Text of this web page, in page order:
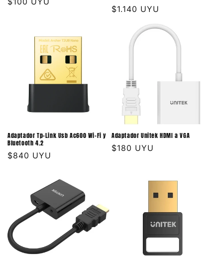
Precio
$1.140 UYU
Adaptador Tp-Link Usb Ac600 Wi-Fi y
Bluetooth 4.2
Precio
$840 UYU
Adaptador Unitek HDMI a VGA
Precio
$180 UYU